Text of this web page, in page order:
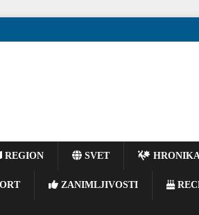
REGION SVET
ZANIMLJIVOSTI